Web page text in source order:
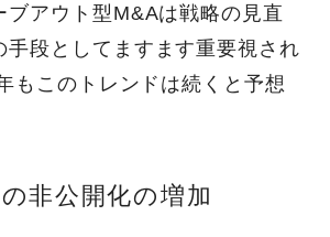
ブアウト型M&Aは戦略の見直
手段としてますます重要視され
もこのトレンドは続くと予想
非公開化の増加